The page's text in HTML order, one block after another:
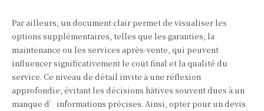
Par ailleurs, un document clair permet de visualiser les
options supplémentaires, telles que les garanties, la
maintenance ou les services après-vente, qui peuvent
influencer significativement le coût final et la qualité du
service. Ce niveau de détail invite à une réflexion
approfondie, évitant les décisions hâtives souvent dues à un
manque d’informations précises. Ainsi, opter pour un devis